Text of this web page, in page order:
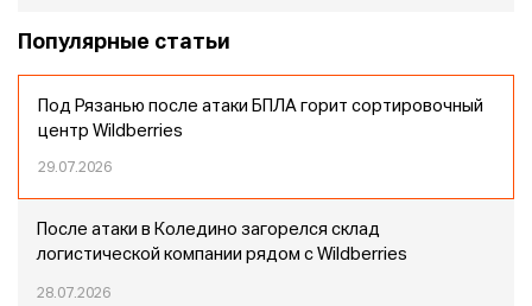
Популярные статьи
Под Рязанью после атаки БПЛА горит сортировочный
центр Wildberries
29.07.2026
После атаки в Коледино загорелся склад
логистической компании рядом с Wildberries
28.07.2026